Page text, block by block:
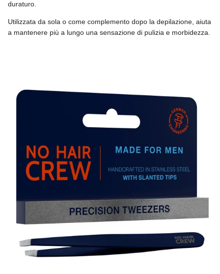
duraturo.
Utilizzata da sola o come complemento dopo la depilazione, aiuta
a mantenere più a lungo una sensazione di pulizia e morbidezza.